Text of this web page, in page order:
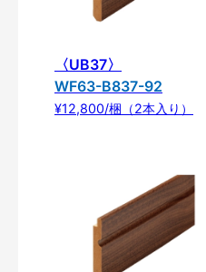
〈UB37〉
WF63-B837-92
¥12,800/梱（2本入り）